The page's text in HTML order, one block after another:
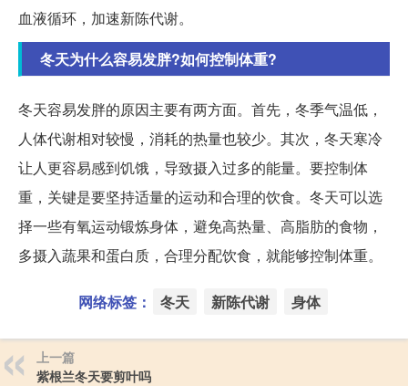
血液循环，加速新陈代谢。
冬天为什么容易发胖?如何控制体重?
冬天容易发胖的原因主要有两方面。首先，冬季气温低，
人体代谢相对较慢，消耗的热量也较少。其次，冬天寒冷
让人更容易感到饥饿，导致摄入过多的能量。要控制体
重，关键是要坚持适量的运动和合理的饮食。冬天可以选
择一些有氧运动锻炼身体，避免高热量、高脂肪的食物，
多摄入蔬果和蛋白质，合理分配饮食，就能够控制体重。
网络标签： 冬天 新陈代谢 身体
上一篇
紫根兰冬天要剪叶吗